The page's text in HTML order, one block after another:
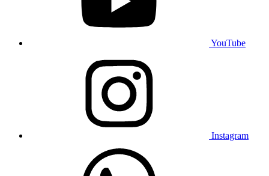
YouTube
Instagram